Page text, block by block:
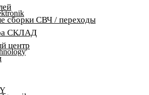
сборки СВЧ / переходы
СКЛАД
центр